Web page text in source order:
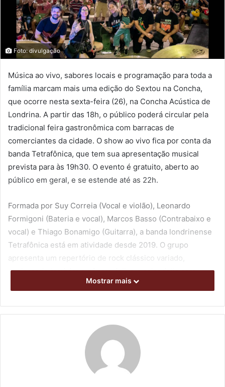
Foto: divulgação
Música ao vivo, sabores locais e programação para toda a
família marcam mais uma edição do Sextou na Concha,
que ocorre nesta sexta-feira (26), na Concha Acústica de
Londrina. A partir das 18h, o público poderá circular pela
tradicional feira gastronômica com barracas de
comerciantes da cidade. O show ao vivo fica por conta da
banda Tetrafônica, que tem sua apresentação musical
prevista para às 19h30. O evento é gratuito, aberto ao
público em geral, e se estende até as 22h.
Formada por Suy Correia (Vocal e violão), Leonardo
Formigoni (Bateria e vocal), Marcos Basso (Contrabaixo e
vocal) e Thiago Bonamigo (Guitarra), a banda londrinense
Tetrafônica está em atividade desde 2019. O grupo
apresenta um repertório de rock clássico variado,
explorando também o gênero folk e a psicodelia com
interpretações inspiradas em artistas como The Beatles,
como Clube da Esquina, Novos Baianos, Os Mutantes e
Além de revisitar clássicos do rock e da música brasileira,
a Tetrafônica também se prepara para um novo momento
Mostrar mais